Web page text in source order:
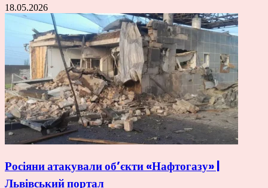
18.05.2026
Росіяни атакували об’єкти «Нафтогазу» |
Львівський портал